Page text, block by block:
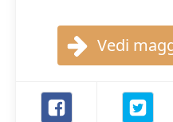
Vedi